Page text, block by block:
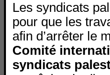
Les syndicats
pour que les
afin d’arrêter le
Comité
syndicats